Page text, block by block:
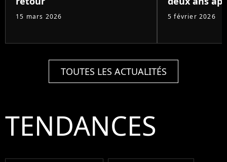
15 mars 2026 5 février 2026
TOUTES LES ACTUALITÉS
TENDANCES